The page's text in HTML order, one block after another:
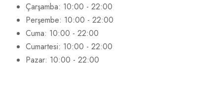
Çarşamba: 10:00 - 22:00
Perşembe: 10:00 - 22:00
Cuma: 10:00 - 22:00
Cumartesi: 10:00 - 22:00
Pazar: 10:00 - 22:00